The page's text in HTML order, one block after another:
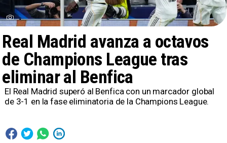
Real Madrid avanza a octavos
de Champions League tras
eliminar al Benfica
El Real Madrid superó al Benfica con un marcador global
de 3-1 en la fase eliminatoria de la Champions League.